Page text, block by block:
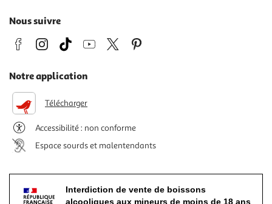
Nous suivre
Notre application
Télécharger
Accessibilité : non conforme
Espace sourds et malentendants
Interdiction de vente de boissons
alcooliques aux mineurs de moins de 18 ans